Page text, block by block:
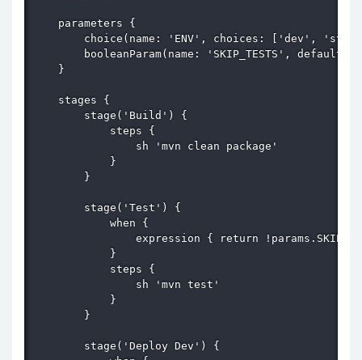
    parameters {
choice(name: 'ENV', choices: ['dev',
booleanParam(name: 'SKIP_TESTS',
    }
    stages {
        stage('Build') {
            steps {
                sh 'mvn clean package'
            }
        }
        stage('Test') {
            when {
expression { return
            }
            steps {
                sh 'mvn test'
            }
        }
        stage('Deploy Dev') {